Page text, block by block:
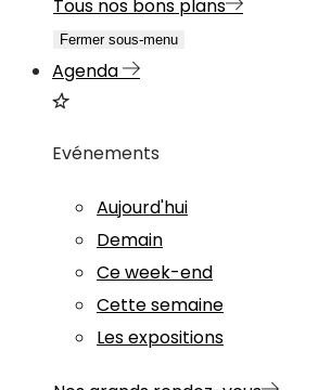
Tous nos bons plans
Fermer sous-menu
Agenda
Evénements
Aujourd'hui
Demain
Ce week-end
Cette semaine
Les expositions